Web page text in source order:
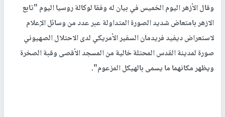
وقال الأزهر اليوم الخميس في بيان له وفقا لوكالة روسيا اليوم "تابع
الازهر بامتعاض شديد الصورة المتداولة عبر عدد من وسائل الإعلام
لاستعراض ديفيد فريدمان السفير الأمريكي لدى الاحتلال الصهيوني
صورة لمدينة القدس المحتلة خالية من المسجد الأقصى وقبة الصخرة
ويظهر مكانهما ما يسمى بالهيكل المزعوم".